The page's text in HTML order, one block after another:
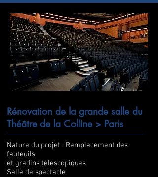
Rénovation de la grande salle du
Théâtre de la Colline > Paris
Nature du projet : Remplacement des
fauteuils
et gradins télescopiques
Salle de spectacle